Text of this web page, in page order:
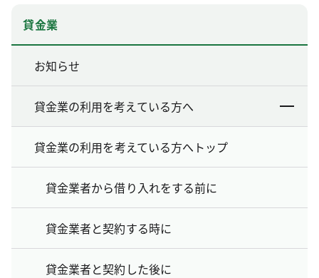
貸金業
お知らせ
貸金業の利用を考えている方へ
貸金業の利用を考えている方へトップ
貸金業者から借り入れをする前に
貸金業者と契約する時に
貸金業者と契約した後に